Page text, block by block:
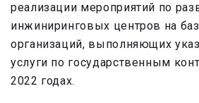
реализации мероприятий по
инжиниринговых центров на
организаций, выполняющих
услуги по государственным
2022 годах.